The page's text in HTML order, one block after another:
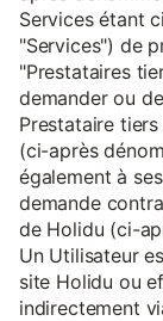
Services étant
"Services") de
"Prestataires
demander ou
Prestataire
(ci-après
également à
demande
de Holidu (ci-
Un Utilisateur
site Holidu ou
indirectement